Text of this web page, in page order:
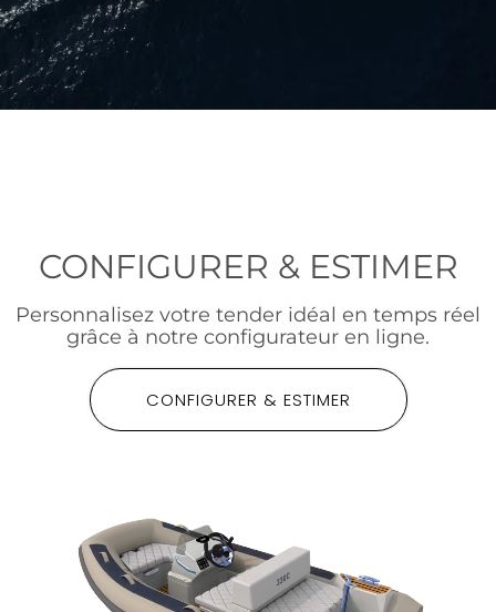
CONFIGURER & ESTIMER
Personnalisez votre tender idéal en temps réel
grâce à notre configurateur en ligne.
CONFIGURER & ESTIMER